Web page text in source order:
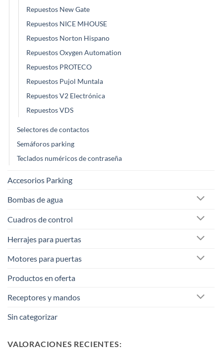
Repuestos New Gate
Repuestos NICE MHOUSE
Repuestos Norton Hispano
Repuestos Oxygen Automation
Repuestos PROTECO
Repuestos Pujol Muntala
Repuestos V2 Electrónica
Repuestos VDS
Selectores de contactos
Semáforos parking
Teclados numéricos de contraseña
Accesorios Parking
Bombas de agua
Cuadros de control
Herrajes para puertas
Motores para puertas
Productos en oferta
Receptores y mandos
Sin categorizar
VALORACIONES RECIENTES: